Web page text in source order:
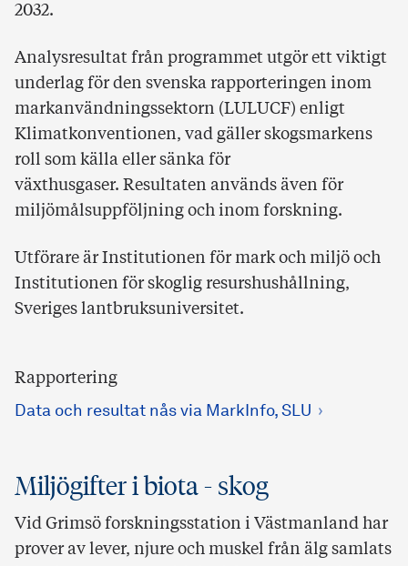
2032.
Analysresultat från programmet utgör ett viktigt
underlag för den svenska rapporteringen inom
markanvändningssektorn (LULUCF) enligt
Klimatkonventionen, vad gäller skogsmarkens
roll som källa eller sänka för
växthusgaser. Resultaten används även för
miljömålsuppföljning och inom forskning.
Utförare är Institutionen för mark och miljö och
Institutionen för skoglig resurshushållning,
Sveriges lantbruksuniversitet.
Rapportering
Data och resultat nås via MarkInfo, SLU
Miljögifter i biota - skog
Vid Grimsö forskningsstation i Västmanland har
prover av lever, njure och muskel från älg samlats